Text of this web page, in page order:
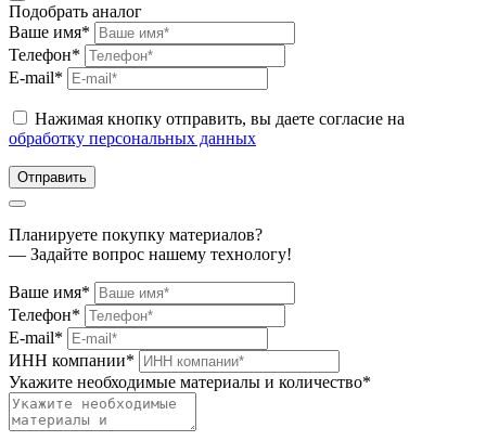
Подобрать аналог
Ваше имя*
Телефон*
E-mail*
Нажимая кнопку отправить, вы даете согласие на
обработку персональных данных
Отправить
Планируете покупку материалов?
— Задайте вопрос нашему технологу!
Ваше имя*
Телефон*
E-mail*
ИНН компании*
Укажите необходимые материалы и количество*